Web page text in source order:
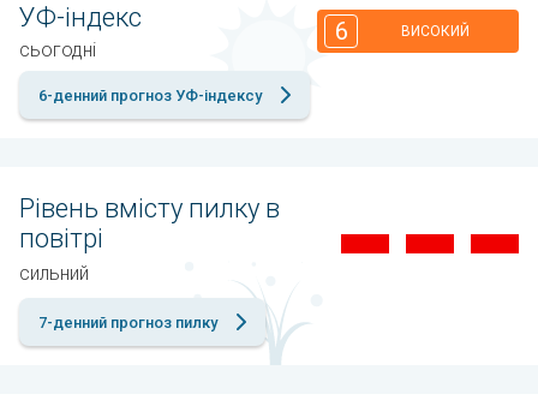
УФ-індекс
сьогодні
6 ВИСОКИЙ
6-денний прогноз УФ-індексу
Рівень вмісту пилку в
повітрі
сильний
7-денний прогноз пилку